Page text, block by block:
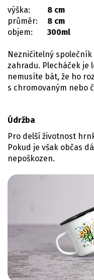
výška:
8 cm
průměr:
8 cm
objem:
300ml
Nezničitelný
zahradu. Plecháček je
nemusíte bát, že ho
s chromovaným nebo
Údržba
Pro delší životnost
Pokud je však občas
nepoškozen.